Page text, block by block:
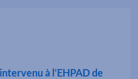
à l’EHPAD de